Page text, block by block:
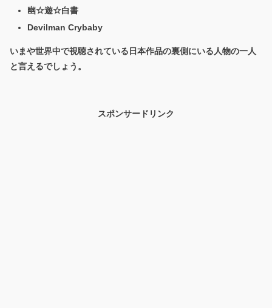
幽☆遊☆白書
Devilman Crybaby
いまや世界中で視聴されている日本作品の裏側にいる人物の一人
と言えるでしょう。
スポンサードリンク